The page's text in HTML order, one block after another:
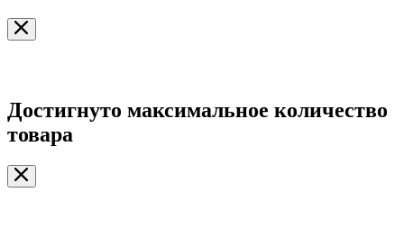
Достигнуто максимальное количество
товара